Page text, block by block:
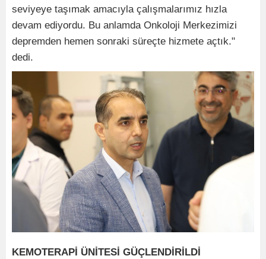
seviyeye taşımak amacıyla çalışmalarımız hızla
devam ediyordu. Bu anlamda Onkoloji Merkezimizi
depremden hemen sonraki süreçte hizmete açtık."
dedi.
KEMOTERAPİ ÜNİTESİ GÜÇLENDİRİLDİ